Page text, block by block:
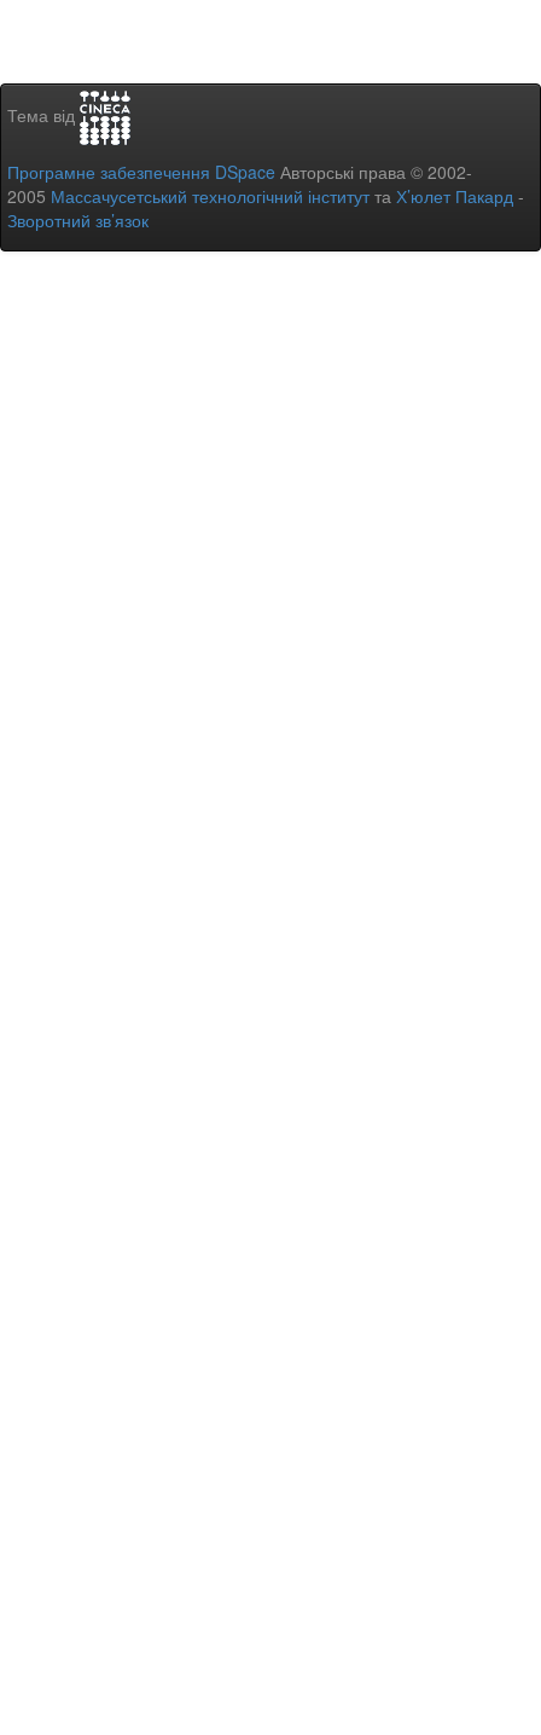
Тема від
Програмне забезпечення DSpace Авторські права © 2002-
2005 Массачусетський технологічний інститутта Х’юлет Пакард -
Зворотний зв’язок